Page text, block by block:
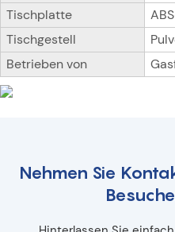
Tischplatte
Tischgestell
Betrieben von
Nehmen Sie